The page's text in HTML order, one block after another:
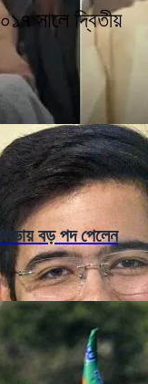
সালে দ্বিতীয়
বড় পদ পেলেন